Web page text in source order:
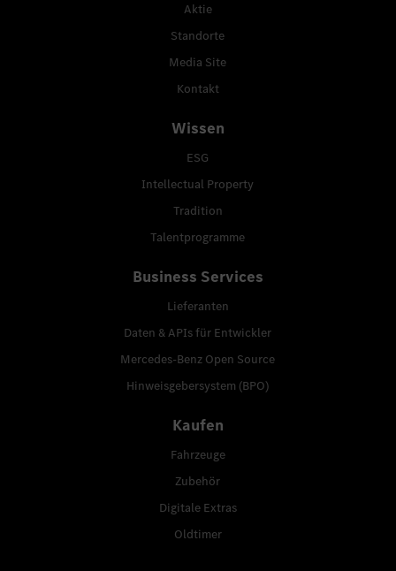
Aktie
Standorte
Media Site
Kontakt
Wissen
ESG
Intellectual Property
Tradition
Talentprogramme
Business Services
Lieferanten
Daten & APIs für Entwickler
Mercedes-Benz Open Source
Hinweisgebersystem (BPO)
Kaufen
Fahrzeuge
Zubehör
Digitale Extras
Oldtimer